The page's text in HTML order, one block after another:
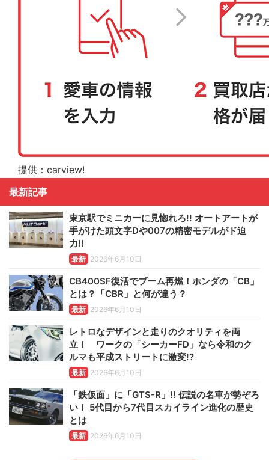
提供：carview!
最新記事
東京駅でミニカーに見惚れろ!! オートアートが
手がけた頭文字Dや007の精密モデルがド迫
力!!
最新 2026年6月10日
CB400SF復活でブーム再燃！ホンダの「CB」
とは？「CBR」と何が違う？
最新 2026年6月10日
レトロなデザインと走りのクオリティを両
立！ ワークの「シーカーFD」なら令和のク
ルマも平成ストリートに激変!?
最新 2026年6月10日
「鉄仮面」に「GTS-R」!! 伝説の名車が勢ぞろ
い！ 5代目から7代目スカイライン進化の歴史
とは
最新 2026年6月10日